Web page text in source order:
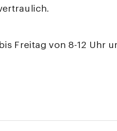
Freitag von 8-12 Uhr